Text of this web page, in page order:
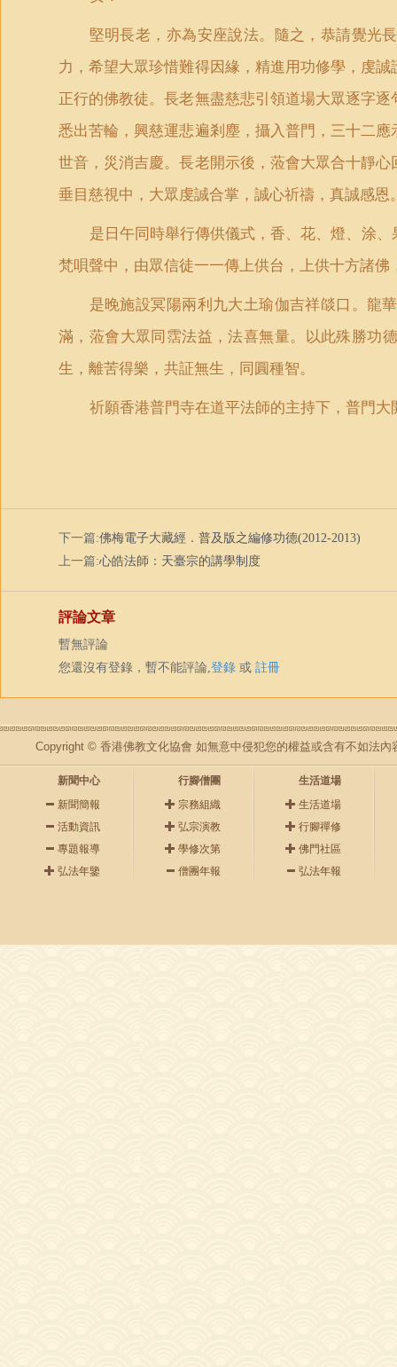
堅明長老，亦為安座說法。隨之，恭請覺光
力，希望大眾珍惜難得因緣，精進用功修學，虔
正行的佛教徒。長老無盡慈悲引領道場大眾逐字
悉出苦輪，興慈運悲遍剎塵，攝入普門，三十二
世音，災消吉慶。長老開示後，蒞會大眾合十靜
垂目慈視中，大眾虔誠合掌，誠心祈禱，真誠感
是日午同時舉行傳供儀式，香、花、燈、涂
梵唄聲中，由眾信徒一一傳上供台，上供十方諸
是晚施設冥陽兩利九大土瑜伽吉祥燄口。龍
滿，蒞會大眾同霑法益，法喜無量。以此殊勝功
生，離苦得樂，共証無生，同圓種智。
祈願香港普門寺在道平法師的主持下，普門大
下一篇:佛梅電子大藏經．普及版之編修功德(2012-2013)
上一篇:心皓法師：天臺宗的講學制度
評論文章
暫無評論
您還沒有登錄，暫不能評論,登錄 或 註冊
Copyright © 香港佛教文化協會 如無意中侵犯您的權益或含有不如法內
新聞中心
新聞簡報
活動資訊
專題報導
弘法年鑒
行腳僧團
宗務組織
弘宗演教
學修次第
僧團年報
生活道場
生活道場
行腳禪修
佛門社區
弘法年報